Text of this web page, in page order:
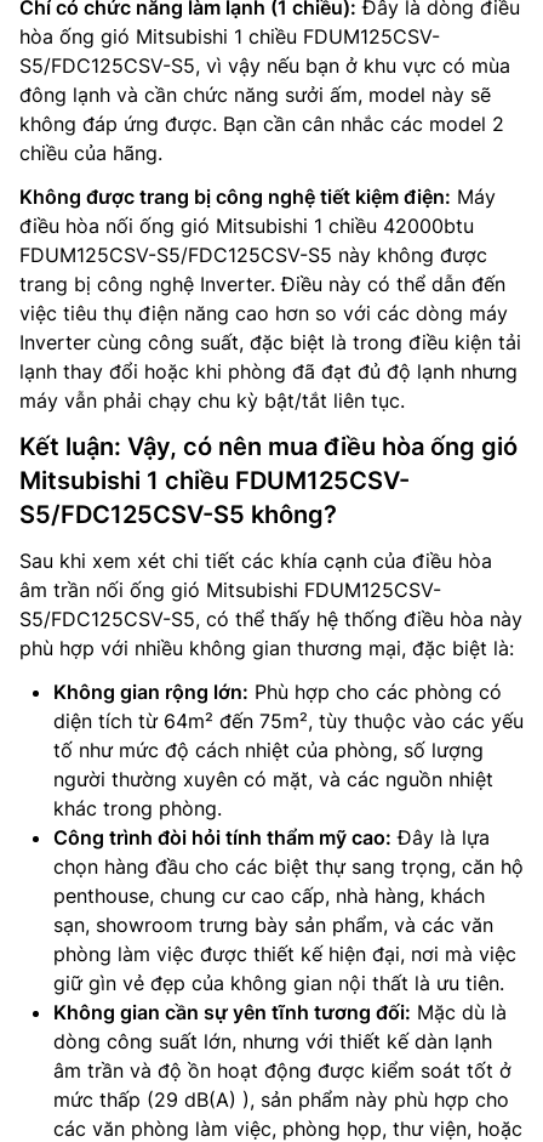
Chỉ có chức năng làm lạnh (1 chiều): Đây là dòng điều
hòa ống gió Mitsubishi 1 chiều FDUM125CSV-
S5/FDC125CSV-S5, vì vậy nếu bạn ở khu vực có mùa
đông lạnh và cần chức năng sưởi ấm, model này sẽ
không đáp ứng được. Bạn cần cân nhắc các model 2
chiều của hãng.
Không được trang bị công nghệ tiết kiệm điện: Máy
điều hòa nối ống gió Mitsubishi 1 chiều 42000btu
FDUM125CSV-S5/FDC125CSV-S5 này không được
trang bị công nghệ Inverter. Điều này có thể dẫn đến
việc tiêu thụ điện năng cao hơn so với các dòng máy
Inverter cùng công suất, đặc biệt là trong điều kiện tải
lạnh thay đổi hoặc khi phòng đã đạt đủ độ lạnh nhưng
máy vẫn phải chạy chu kỳ bật/tắt liên tục.
Kết luận: Vậy, có nên mua điều hòa ống gió
Mitsubishi 1 chiều FDUM125CSV-
S5/FDC125CSV-S5 không?
Sau khi xem xét chi tiết các khía cạnh của điều hòa
âm trần nối ống gió Mitsubishi FDUM125CSV-
S5/FDC125CSV-S5, có thể thấy hệ thống điều hòa này
phù hợp với nhiều không gian thương mại, đặc biệt là:
Không gian rộng lớn: Phù hợp cho các phòng có
diện tích từ 64m² đến 75m², tùy thuộc vào các yếu
tố như mức độ cách nhiệt của phòng, số lượng
người thường xuyên có mặt, và các nguồn nhiệt
khác trong phòng.
Công trình đòi hỏi tính thẩm mỹ cao: Đây là lựa
chọn hàng đầu cho các biệt thự sang trọng, căn hộ
penthouse, chung cư cao cấp, nhà hàng, khách
sạn, showroom trưng bày sản phẩm, và các văn
phòng làm việc được thiết kế hiện đại, nơi mà việc
giữ gìn vẻ đẹp của không gian nội thất là ưu tiên.
Không gian cần sự yên tĩnh tương đối: Mặc dù là
dòng công suất lớn, nhưng với thiết kế dàn lạnh
âm trần và độ ồn hoạt động được kiểm soát tốt ở
mức thấp (29 dB(A) ), sản phẩm này phù hợp cho
các văn phòng làm việc, phòng họp, thư viện, hoặc